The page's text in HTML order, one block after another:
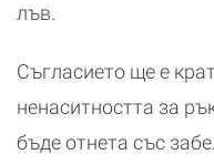
лъв.
Съгласието ще е
ненаситността за
бъде отнета със